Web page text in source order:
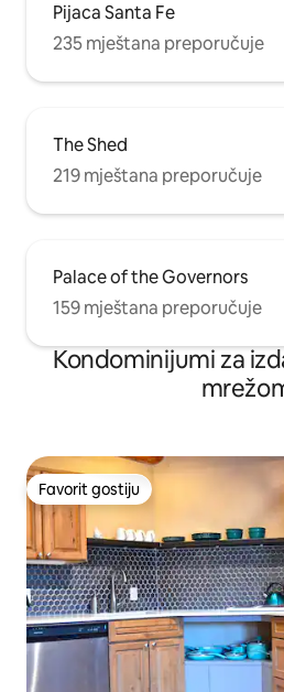
Pijaca Santa Fe
235 mještana preporučuje
The Shed
219 mještana preporučuje
Palace of the Governors
159 mještana preporučuje
Kondominijumi za
Favorit gostiju
Favorit gostiju